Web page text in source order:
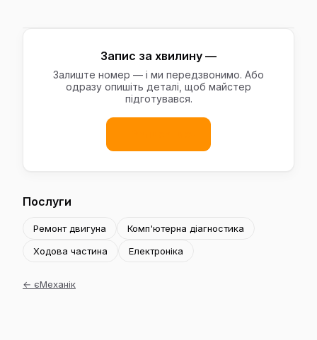
Запис за хвилину —
Залиште номер — і ми передзвонимо. Або
одразу опишіть деталі, щоб майстер
підготувався.
Послуги
Ремонт двигуна
Комп'ютерна діагностика
Ходова частина
Електроніка
← єМеханік